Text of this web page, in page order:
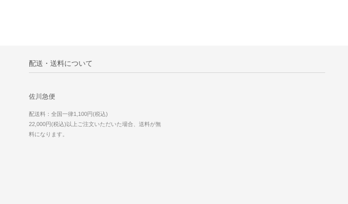
配送・送料について
佐川急便
配送料：全国一律1,100円(税込)
22,000円(税込)以上ご注文いただいた場合、送料が無
料になります。